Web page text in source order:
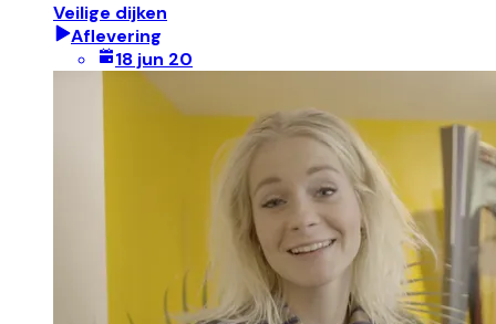
Veilige dijken
Aflevering
18 jun 20